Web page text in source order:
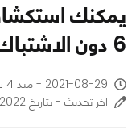
6 دون الاشتباك مع الأعداء
2021-08-29 - منذ 4 سنوات
اخر تحديث - بتاريخ 2022-02-08